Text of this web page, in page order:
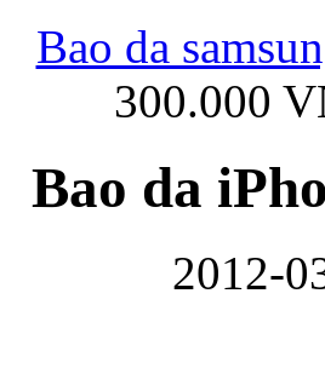
Bao da
300.000
Bao da
2012-